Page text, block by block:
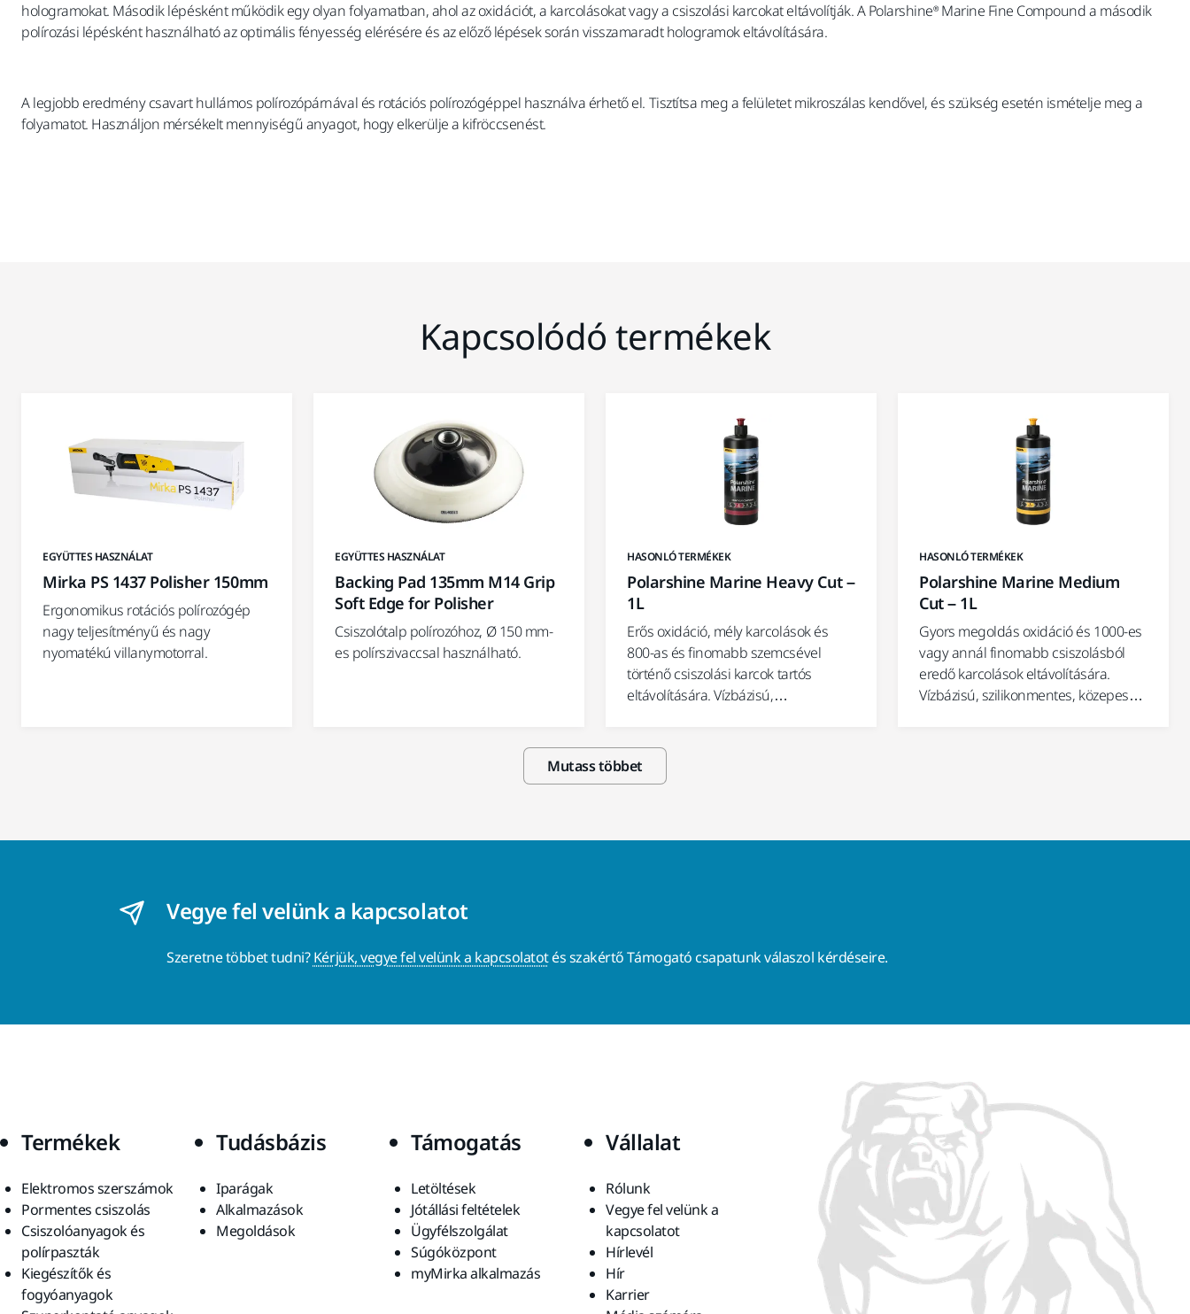
hologramokat. Második lépésként működik egy olyan folyamatban, ahol az oxidációt, a karcolásokat vagy a csiszolási karcokat eltávolítják. A Polarshine® Marine Fine Compound a második
polírozási lépésként használható az optimális fényesség elérésére és az előző lépések során visszamaradt hologramok eltávolítására.
A legjobb eredmény csavart hullámos polírozópárnával és rotációs polírozógéppel használva érhető el. Tisztítsa meg a felületet mikroszálas kendővel, és szükség esetén ismételje meg a
folyamatot. Használjon mérsékelt mennyiségű anyagot, hogy elkerülje a kifröccsenést.
Kapcsolódó termékek
EGYÜTTES HASZNÁLAT
Mirka PS 1437 Polisher 150mm
Ergonomikus rotációs polírozógép
nagy teljesítményű és nagy
nyomatékú villanymotorral.
EGYÜTTES HASZNÁLAT
Backing Pad 135mm M14 Grip
Soft Edge for Polisher
Csiszolótalp polírozóhoz, Ø 150 mm-
es polírszivaccsal használható.
HASONLÓ TERMÉKEK
Polarshine Marine Heavy Cut –
1L
Erős oxidáció, mély karcolások és
800-as és finomabb szemcsével
történő csiszolási karcok tartós
eltávolítására. Vízbázisú,…
HASONLÓ TERMÉKEK
Polarshine Marine Medium
Cut – 1L
Gyors megoldás oxidáció és 1000-es
vagy annál finomabb csiszolásból
eredő karcolások eltávolítására.
Vízbázisú, szilikonmentes, közepes…
Mutass többet
Vegye fel velünk a kapcsolatot
Szeretne többet tudni?Kérjük, vegye fel velünk a kapcsolatotés szakértő Támogató csapatunk válaszol kérdéseire.
Termékek
Elektromos szerszámok
Pormentes csiszolás
Csiszolóanyagok és
polírpaszták
Kiegészítők és
fogyóanyagok
Tudásbázis
Iparágak
Alkalmazások
Megoldások
Támogatás
Letöltések
Jótállási feltételek
Ügyfélszolgálat
Súgóközpont
myMirka alkalmazás
Vállalat
Rólunk
Vegye fel velünk a
kapcsolatot
Hírlevél
Hír
Karrier